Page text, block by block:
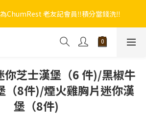
ChumRest 老友記會員‼️積分當錢洗‼️
ChumRest 老友記會員‼️積分當錢洗‼️
下單選用~(銀行轉帳／FPS)為付款方式，滿
贈手工紫蘇雞皮蝦（6串）價值$288‼️
ChumRest 老友記會員‼️積分當錢洗‼️
你芝士漢堡（6 件)/黑椒牛
（8件)/煙火雞胸片迷你漢
堡（8件)